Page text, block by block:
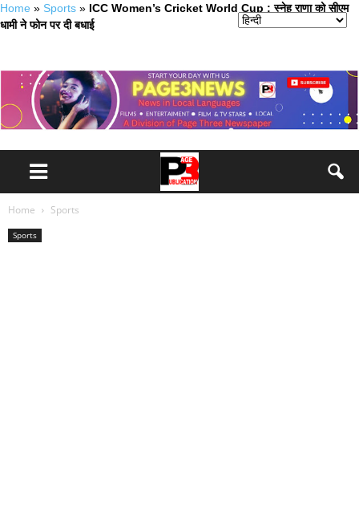
Home » Sports » ICC Women’s Cricket World Cup : स्नेह राणा को सीएम
धामी ने फोन पर दी बधाई
Home Sports
Sports